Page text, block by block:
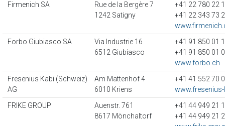
Firmenich SA
Rue de la Bergère 7
1242 Satigny
+41 22 780 22
+41 22 343 73
Forbo Giubiasco SA
Via Industrie 16
6512 Giubiasco
+41 91 850 01
+41 91 850 01
www.forbo.ch
Fresenius Kabi (Schweiz)
AG
Am Mattenhof 4
6010 Kriens
+41 41 552 70
FRIKE GROUP
Auenstr. 761
8617 Mönchaltorf
+41 44 949 21
+41 44 949 21